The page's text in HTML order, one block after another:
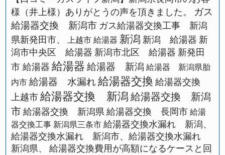
様（井上様）ありがとうの声を頂きました。
ガス
給湯器交換 新潟市 ガス給湯器交換工事 新潟
県新発田市、
上越市 給湯器 新潟 新潟 給湯器 新
潟市中央区 給湯器 新潟市北区 給湯器 新発田
市 給湯器 給湯器 給湯器 新潟 給湯器 新潟県胎
内市 給湯器 水漏れ 給湯器交換 給湯器交換
上越市 給湯器交換 新潟 給湯器交換 新潟
市 給湯器交換 新潟県 給湯器交換 長岡市 給湯
器交換工事 新潟県三条市 給湯器交換水漏れ 新潟、
給湯器交換水漏れ 新潟市、給湯器交換水漏れ
新潟県、
給湯器交換費用が高額になるケースと回